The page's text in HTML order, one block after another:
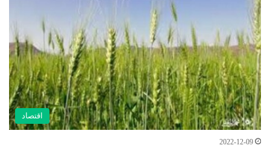
اقتصاد
2022-12-09